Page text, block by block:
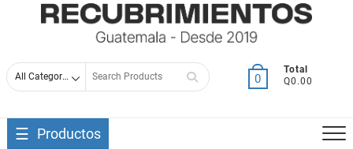
for
0
Total
Q0.00
Productos